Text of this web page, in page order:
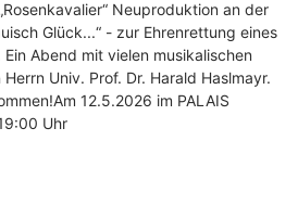
Neuproduktion an der
Glück...“ - zur Ehrenrettung eines
Abend mit vielen musikalischen
Univ. Prof. Dr. Harald Haslmayr.
12.5.2026 im PALAIS
Uhr